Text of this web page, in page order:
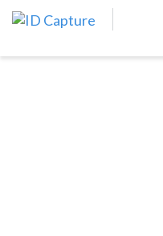
Passer au contenu principal